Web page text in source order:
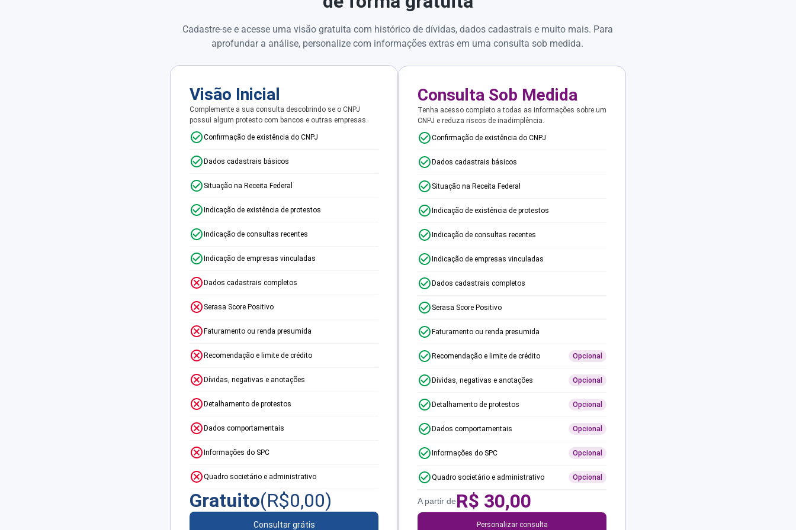
Cadastre-se e acesse uma visão gratuita com histórico de dívidas, dados cadastrais e muito mais. Para
aprofundar a análise, personalize com informações extras em uma consulta sob medida.
Visão Inicial
Complemente a sua consulta descobrindo se o CNPJ
possui algum protesto com bancos e outras empresas.
Confirmação de existência do CNPJ
Dados cadastrais básicos
Situação na Receita Federal
Indicação de existência de protestos
Indicação de consultas recentes
Indicação de empresas vinculadas
Dados cadastrais completos
Serasa Score Positivo
Faturamento ou renda presumida
Recomendação e limite de crédito
Dívidas, negativas e anotações
Detalhamento de protestos
Dados comportamentais
Informações do SPC
Quadro societário e administrativo
Gratuito(R$0,00)
Consultar grátis
Consulta Sob Medida
Tenha acesso completo a todas as informações sobre um
CNPJ e reduza riscos de inadimplência.
Confirmação de existência do CNPJ
Dados cadastrais básicos
Situação na Receita Federal
Indicação de existência de protestos
Indicação de consultas recentes
Indicação de empresas vinculadas
Dados cadastrais completos
Serasa Score Positivo
Faturamento ou renda presumida
Recomendação e limite de crédito Opcional
Dívidas, negativas e anotações Opcional
Detalhamento de protestos Opcional
Dados comportamentais Opcional
Informações do SPC Opcional
Quadro societário e administrativo Opcional
A partir deR$ 30,00
Personalizar consulta